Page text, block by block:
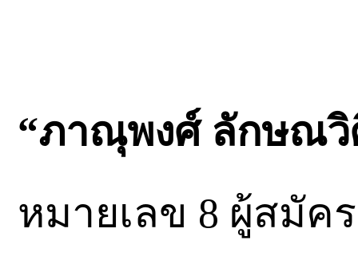
“ภาณุพงศ์ ลักษณวิ
หมายเลข 8 ผู้สมัค